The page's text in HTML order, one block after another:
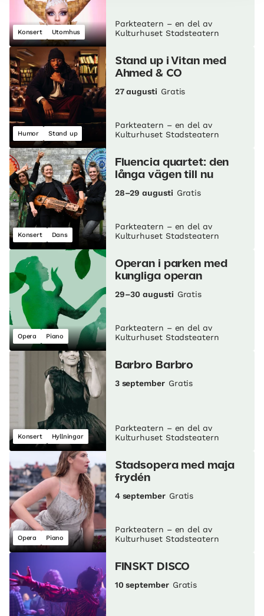
Konsert Utomhus
Parkteatern – en del av
Kulturhuset Stadsteatern
Humor Stand up
Stand up i Vitan med
Ahmed & CO
27 augusti Gratis
Parkteatern – en del av
Kulturhuset Stadsteatern
Konsert Dans
Fluencia quartet: den
långa vägen till nu
28–29 augusti Gratis
Parkteatern – en del av
Kulturhuset Stadsteatern
Opera Piano
Operan i parken med
kungliga operan
29–30 augusti Gratis
Parkteatern – en del av
Kulturhuset Stadsteatern
Konsert Hyllningar
Barbro Barbro
3 september Gratis
Parkteatern – en del av
Kulturhuset Stadsteatern
Opera Piano
Stadsopera med maja
frydén
4 september Gratis
Parkteatern – en del av
Kulturhuset Stadsteatern
FINSKT DISCO
10 september Gratis